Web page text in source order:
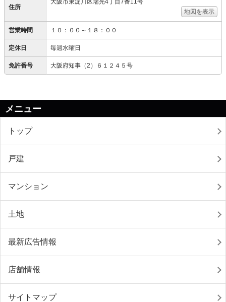
住所
地図を表示
営業時間 １０：００～１８：００
定休日 毎週水曜日
免許番号 大阪府知事（2）６１２４５号
メニュー
トップ
戸建
マンション
土地
最新広告情報
店舗情報
サイトマップ